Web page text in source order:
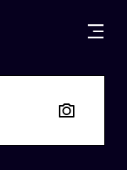
STYLE
KALIGRAFIA
NEW